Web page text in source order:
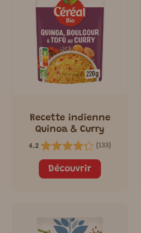
Recette indienne
Quinoa & Curry
4.2 (133)
Découvrir